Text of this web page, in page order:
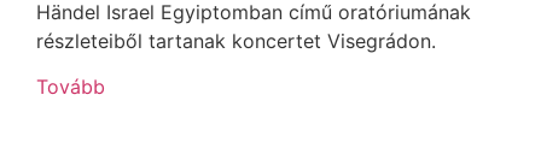
Händel Israel Egyiptomban című oratóriumának
részleteiből tartanak koncertet Visegrádon.
Tovább